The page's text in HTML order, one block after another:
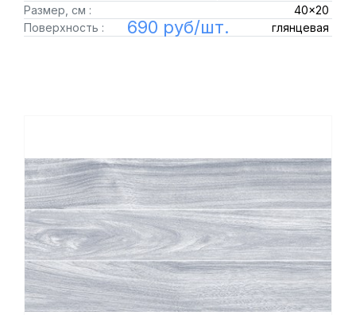
Размер, см :
40x20
Поверхность :
глянцевая
690 руб/шт.